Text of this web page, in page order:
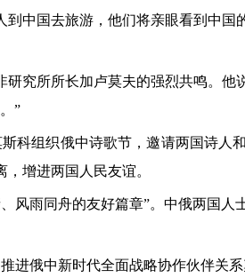
中国去旅游，他们将亲眼看到中
究所所长加卢莫夫的强烈共鸣。他
”
科组织俄中诗歌节，邀请两国诗
增进两国人民友谊。
风雨同舟的友好篇章”。中俄两国
进俄中新时代全面战略协作伙伴关